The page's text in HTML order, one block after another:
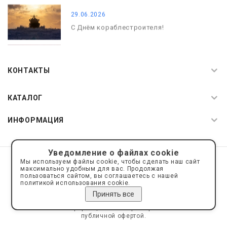
29.06.2026
С Днём кораблестроителя!
КОНТАКТЫ
КАТАЛОГ
ИНФОРМАЦИЯ
© 2019—2026 Интернет пространство АкваРос
sale@a-ros.ru
Политика конфиденциальности
Политика обработки персональных данных
Сайт носит информационный характер и не является
публичной офертой.
Уведомление о файлах cookie
Мы используем файлы cookie, чтобы сделать наш сайт
максимально удобным для вас. Продолжая
пользоваться сайтом, вы соглашаетесь с нашей
политикой использования cookie.
Принять все